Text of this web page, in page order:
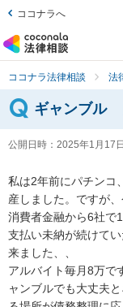
ココナラへ
ココナラ法律相談 法
ギャンブル
公開日時： 2025年1月17
私は2年前にパチンコ
産しました。ですが
消費者金融から6社で
支払い未納が続けて
来ました、、
アルバイト毎月8万で
ャンブルでも大丈夫